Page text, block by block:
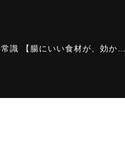
常識 【腸にいい食材が、効か…